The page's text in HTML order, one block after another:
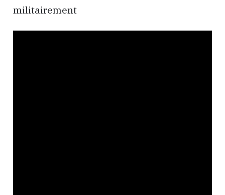
militairement